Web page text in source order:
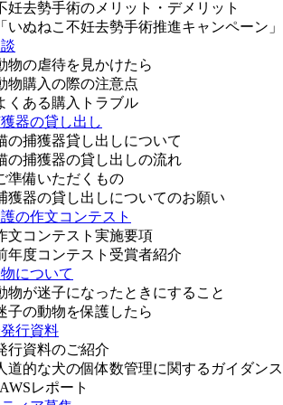
妊去勢手術のメリット・デメリット
「いぬねこ不妊去勢手術推進キャンペーン
物の虐待を見かけたら
物購入の際の注意点
くある購入トラブル
器の貸し出し
の捕獲器貸し出しについて
の捕獲器の貸し出しの流れ
準備いただくもの
獲器の貸し出しについてのお願い
の作文コンテスト
文コンテスト実施要項
年度コンテスト受賞者紹介
について
物が迷子になったときにすること
子の動物を保護したら
行資料
行資料のご紹介
道的な犬の個体数管理に関するガイダンス
レポート